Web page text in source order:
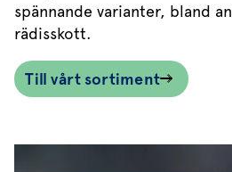
spännande varianter, bland
rädisskott.
Till vårt sortiment